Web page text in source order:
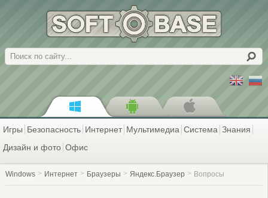
Поиск
Игры Безопасность Интернет Мультимедиа Система Знания
Дизайн и фото Офис
Windows Интернет Браузеры Яндекс.Браузер Вопросы